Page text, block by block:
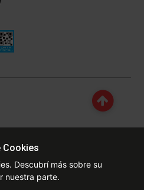
fotos contenidas en este site, el
de www.dexter.com.ar y/o de
Cookies
Descubrí más sobre su
nuestra parte.